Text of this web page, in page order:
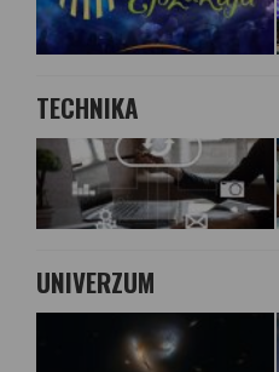
TECHNIKA
UNIVERZUM